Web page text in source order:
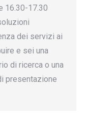
16.30-17.30
dei servizi ai
e sei una
di ricerca o una
presentazione